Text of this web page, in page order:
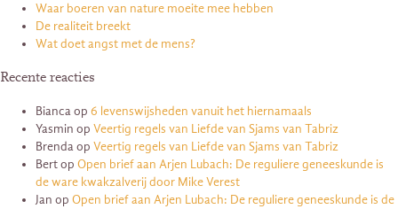
Waar boeren van nature moeite mee hebben
De realiteit breekt
Wat doet angst met de mens?
Recente reacties
Biancaop 6 levenswijsheden vanuit het hiernamaals
Yasmin op Veertig regels van Liefde van Sjams van Tabriz
Brendaop Veertig regels van Liefde van Sjams van Tabriz
Bertop Open brief aan Arjen Lubach: De reguliere geneeskunde is
de ware kwakzalverij door Mike Verest
Jan op Open brief aan Arjen Lubach: De reguliere geneeskunde is de